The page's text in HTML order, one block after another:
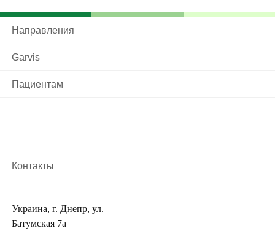
Направления
Garvis
Пациентам
Контакты
Украина, г. Днепр, ул.
Батумская 7а